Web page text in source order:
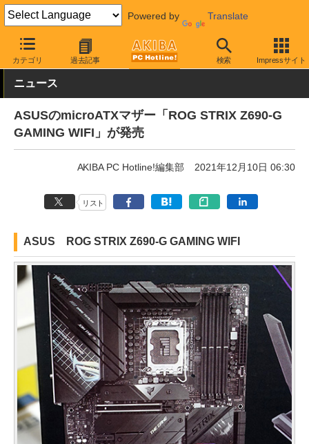
Powered by Translate
カテゴリ 過去記事 検索 Impressサイト
AKIBA PC Hotline! PCパーツ マザーボード ASUS
ニュース
ASUSのmicroATXマザー「ROG STRIX Z690-G
GAMING WIFI」が発売
AKIBA PC Hotline!編集部 2021年12月10日 06:30
リスト
ASUS ROG STRIX Z690-G GAMING WIFI